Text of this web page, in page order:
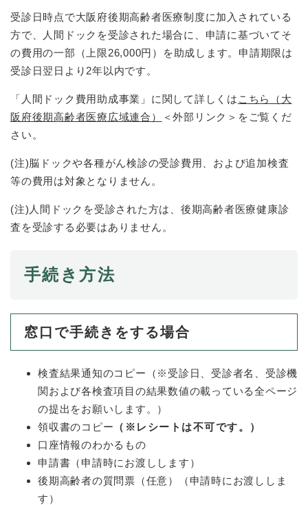
ュ
ー
ひ
ら
住まい
交通
おくやみ
人権・男女共同参画
消費生活
相談窓口
防災・安全
安
全
メ
ニ
ュ
ー
ひ
ら
く
子育て・教育
子
育
教
育
の
メ
ニ
ュ
ー
健康・医療・福祉
健
・
・
福
祉
スポーツ・文化
ー
ツ
まちづくり・環境
ま
受診日時点で大阪府後期高齢者医療制度に加入されている
方で、人間ドックを受診された場合に、申請に基づいてそ
の費用の一部（上限26,000円）を助成します。申請期限は
受診日翌日より2年以内です。
「人間ドック費用助成事業」に関して詳しくは こちら（大
阪府後期高齢者医療広域連合）
＜外部リンク＞ をご覧くだ
さい。
(注)脳ドックや各種がん検診の受診費用、および追加検査
等の費用は対象となりません。
(注)人間ドックを受診された方は、後期高齢者医療健康診
査を受診する必要はありません。
手続き方法
窓口で手続きをする場合
検査結果通知のコピー（※受診日、受診者名、受診機
関および各検査項目の結果数値の載っている全ページ
の提出をお願いします。）
領収書のコピー （※レシートは不可です。）
口座情報のわかるもの
申請書（申請時にお渡しします）
後期高齢者の質問票（任意）（申請時にお渡ししま
す）